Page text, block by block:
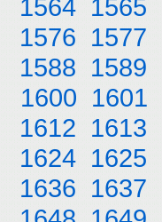
1564 1565
1576 1577
1588 1589
1600 1601
1612 1613
1624 1625
1636 1637